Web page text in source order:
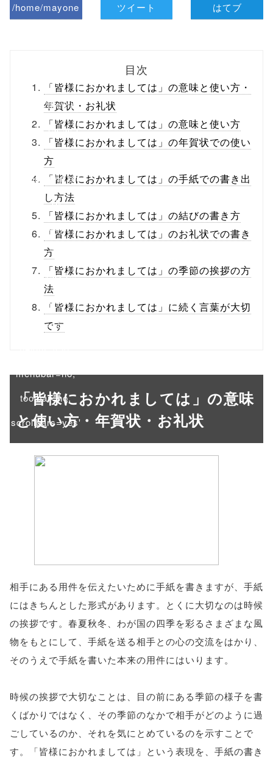
/home/mayone
ml/wp-
content/themes
/tapbiz_theme/
parts/sns-
buttons.php on
line10
/1020552"
onclick="windo
w.open(this.hre
f, 'Gwindow',
'width=550,
menubar=no,
toolbar=no,
scrollbars=yes'
); return
ツイート はてブ
目次
「皆様におかれましては」の意味と使い方・
年賀状・お礼状
「皆様におかれましては」の意味と使い方
「皆様におかれましては」の年賀状での使い
方
「皆様におかれましては」の手紙での書き出
し方法
「皆様におかれましては」の結びの書き方
「皆様におかれましては」のお礼状での書き
方
「皆様におかれましては」の季節の挨拶の方
法
「皆様におかれましては」に続く言葉が大切
です
「皆様におかれましては」の意味
と使い方・年賀状・お礼状
相手にある用件を伝えたいために手紙を書きますが、手紙
にはきちんとした形式があります。とくに大切なのは時候
の挨拶です。春夏秋冬、わが国の四季を彩るさまざまな風
物をもとにして、手紙を送る相手との心の交流をはかり、
そのうえで手紙を書いた本来の用件にはいります。
時候の挨拶で大切なことは、目の前にある季節の様子を書
くばかりではなく、その季節のなかで相手がどのように過
ごしているのか、それを気にとめているのを示すことで
す。「皆様におかれましては」という表現を、手紙の書き